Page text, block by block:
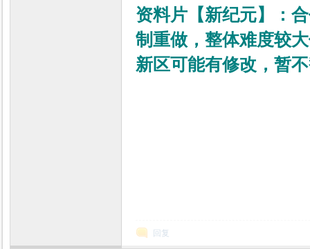
资料片【新纪元】：
制重做，整体难度较
新区可能有修改，暂
回复